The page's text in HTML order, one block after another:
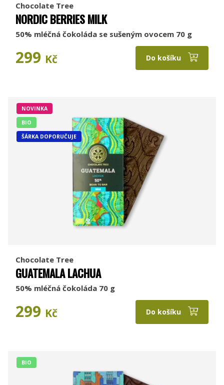
Chocolate Tree
NORDIC BERRIES MILK
50% mléčná čokoláda se sušeným ovocem 70 g
299 Kč Do košíku
NOVINKA
BIO
ŠÁRKA DOPORUČUJE
Chocolate Tree
GUATEMALA LACHUA
50% mléčná čokoláda 70 g
299 Kč Do košíku
BIO